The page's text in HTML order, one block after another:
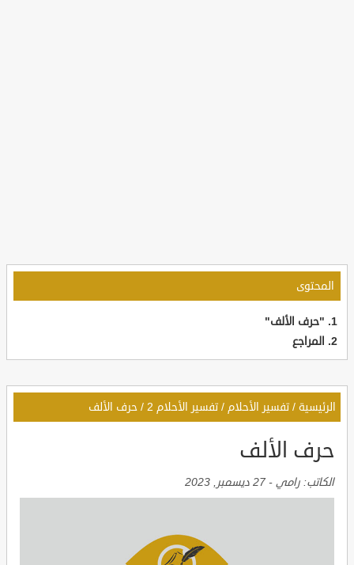
المحتوى
"حرف الألف"
المراجع
الرئيسية / تفسير الأحلام / تفسير الأحلام 2 / حرف الألف
حرف الألف
الكاتب: رامي - 27 ديسمبر, 2023